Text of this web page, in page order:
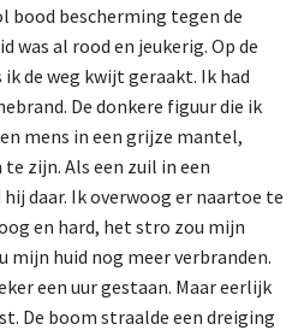
bood bescherming tegen de
al rood en jeukerig. Op de
de weg kwijt geraakt. Ik had
De donkere figuur die ik
mens in een grijze mantel,
zijn. Als een zuil in een
daar. Ik overwoog er naartoe te
en hard, het stro zou mijn
mijn huid nog meer verbranden.
een uur gestaan. Maar eerlijk
De boom straalde een dreiging